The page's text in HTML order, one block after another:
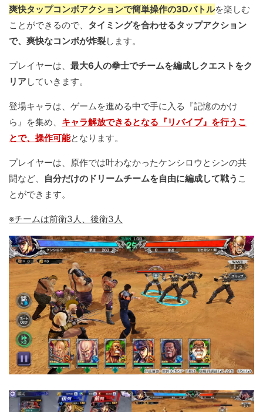
爽快タップコンボアクションで簡単操作の3Dバトルを楽しむ
ことができるので、 タイミングを合わせるタップアクション
で、爽快なコンボが炸裂します。
プレイヤーは、 最大6人の拳士でチームを編成しクエストをク
リアしていきます。
登場キャラは、ゲームを進める中で手に入る『記憶のかけ
ら』を集め、 キャラ解放できるとなる『リバイブ』を行うこ
とで、操作可能となります。
プレイヤーは、原作では叶わなかったケンシロウとシンの共
闘など、
自分だけのドリームチームを自由に編成して戦う こ
とができます。
※チームは前衛3人、後衛3人